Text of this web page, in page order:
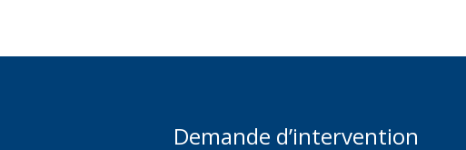
Demande d’intervention